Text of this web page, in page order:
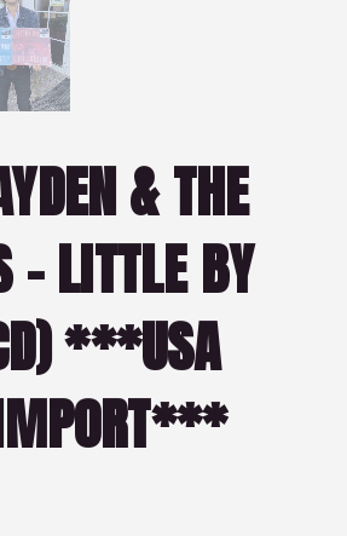
& THE
– LITTLE BY
***USA